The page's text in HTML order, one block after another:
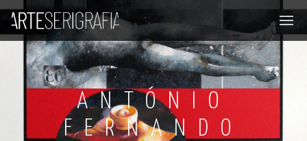
ANTÓNIO
FERNANDO